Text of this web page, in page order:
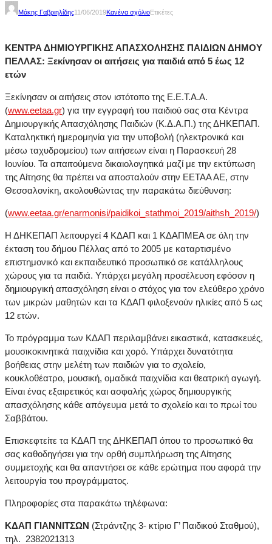
Μάκης Γαβριηλίδης11/06/2019Κανένα σχόλιοΕτικέτες
ΚΕΝΤΡΑ ΔΗΜΙΟΥΡΓΙΚΗΣ ΑΠΑΣΧΟΛΗΣΗΣ ΠΑΙΔΙΩΝ ΔΗΜΟΥ
ΠΕΛΛΑΣ: Ξεκίνησαν οι αιτήσεις για παιδιά από 5 έως 12
ετών
Ξεκίνησαν οι αιτήσεις στον ιστότοπο της Ε.Ε.Τ.Α.Α.
(www.eetaa.gr) για την εγγραφή του παιδιού σας στα Κέντρα
Δημιουργικής Απασχόλησης Παιδιών (Κ.Δ.Α.Π.) της ΔΗΚΕΠΑΠ.
Καταληκτική ημερομηνία για την υποβολή (ηλεκτρονικά και
μέσω ταχυδρομείου) των αιτήσεων είναι η Παρασκευή 28
Ιουνίου. Τα απαιτούμενα δικαιολογητικά μαζί με την εκτύπωση
της Αίτησης θα πρέπει να αποσταλούν στην ΕΕΤΑΑ ΑΕ, στην
Θεσσαλονίκη, ακολουθώντας την παρακάτω διεύθυνση:
(www.eetaa.gr/enarmonisi/paidikoi_stathmoi_2019/aithsh_2019/)
Η ΔΗΚΕΠΑΠ λειτουργεί 4 ΚΔΑΠ και 1 ΚΔΑΠΜΕΑ σε όλη την
έκταση του δήμου Πέλλας από το 2005 με καταρτισμένο
επιστημονικό και εκπαιδευτικό προσωπικό σε κατάλληλους
χώρους για τα παιδιά. Υπάρχει μεγάλη προσέλευση εφόσον η
δημιουργική απασχόληση είναι ο στόχος για τον ελεύθερο χρόνο
των μικρών μαθητών και τα ΚΔΑΠ φιλοξενούν ηλικίες από 5 ως
12 ετών.
Το πρόγραμμα των ΚΔΑΠ περιλαμβάνει εικαστικά, κατασκευές,
μουσικοκινητικά παιχνίδια και χορό. Υπάρχει δυνατότητα
βοήθειας στην μελέτη των παιδιών για το σχολείο,
κουκλοθέατρο, μουσική, ομαδικά παιχνίδια και θεατρική αγωγή.
Είναι ένας εξαιρετικός και ασφαλής χώρος δημιουργικής
απασχόλησης κάθε απόγευμα μετά το σχολείο και το πρωί του
Σαββάτου.
Επισκεφτείτε τα ΚΔΑΠ της ΔΗΚΕΠΑΠ όπου το προσωπικό θα
σας καθοδηγήσει για την ορθή συμπλήρωση της Αίτησης
συμμετοχής και θα απαντήσει σε κάθε ερώτημα που αφορά την
λειτουργία του προγράμματος.
Πληροφορίες στα παρακάτω τηλέφωνα:
ΚΔΑΠ ΓΙΑΝΝΙΤΣΩΝ (Στράντζης 3- κτίριο Γ’ Παιδικού Σταθμού),
τηλ. 2382021313